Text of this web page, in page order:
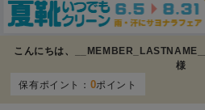
こんにちは、 __MEMBER_LASTNAME__
様
保有ポイント： 0ポイント